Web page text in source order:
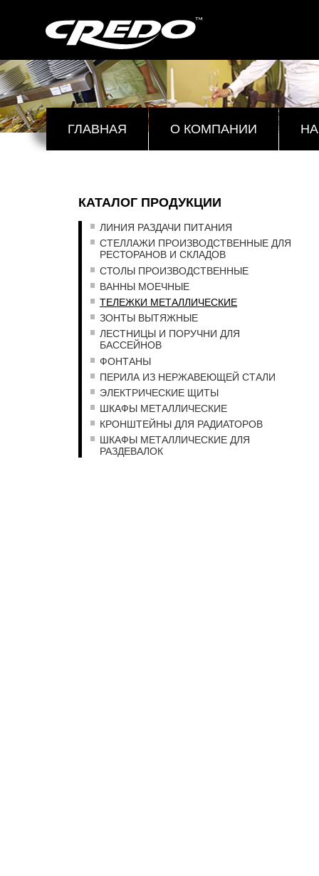
ГЛАВНАЯ О КОМПАНИИ
КАТАЛОГ ПРОДУКЦИИ
ЛИНИЯ РАЗДАЧИ ПИТАНИЯ
СТЕЛЛАЖИ ПРОИЗВОДСТВЕННЫЕ ДЛЯ
РЕСТОРАНОВ И СКЛАДОВ
СТОЛЫ ПРОИЗВОДСТВЕННЫЕ
ВАННЫ МОЕЧНЫЕ
ТЕЛЕЖКИ МЕТАЛЛИЧЕСКИЕ
ЗОНТЫ ВЫТЯЖНЫЕ
ЛЕСТНИЦЫ И ПОРУЧНИ ДЛЯ
БАССЕЙНОВ
ФОНТАНЫ
ПЕРИЛА ИЗ НЕРЖАВЕЮЩЕЙ СТАЛИ
ЭЛЕКТРИЧЕСКИЕ ЩИТЫ
ШКАФЫ МЕТАЛЛИЧЕСКИЕ
КРОНШТЕЙНЫ ДЛЯ РАДИАТОРОВ
ШКАФЫ МЕТАЛЛИЧЕСКИЕ ДЛЯ
РАЗДЕВАЛОК